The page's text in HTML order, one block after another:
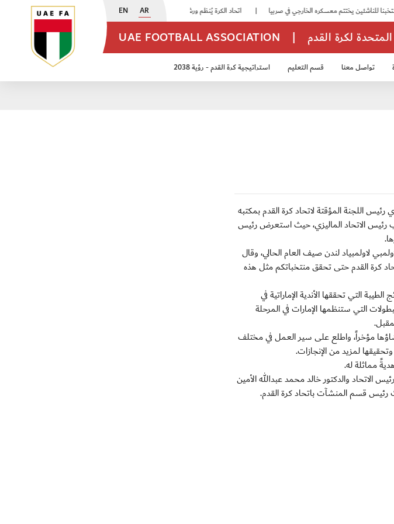
EN AR
UAE FOOTBALL ASSOCIATION | لكرة القدم
تواصل معنا قسم التعليم استراتيجية كرة القدم - رؤية 2038
رئيس اللجنة المؤقتة لاتحاد كرة القدم بمكتبه
رئيس الاتحاد الماليزي، حيث استعرض رئيس
لاولمبياد لندن صيف العام الحالي، وقال
كرة القدم حتى تحقق منتخباتكم مثل هذه
التي تحققها الأندية الإماراتية في
على البطولات التي ستنظمها الإمارات في المرحلة
مؤخراً، واطلع على سير العمل في مختلف
لمزيد من الإنجازات.
مماثلة له.
الاتحاد والدكتور خالد محمد عبدالله الأمين
رئيس قسم المنشآت باتحاد كرة القدم.